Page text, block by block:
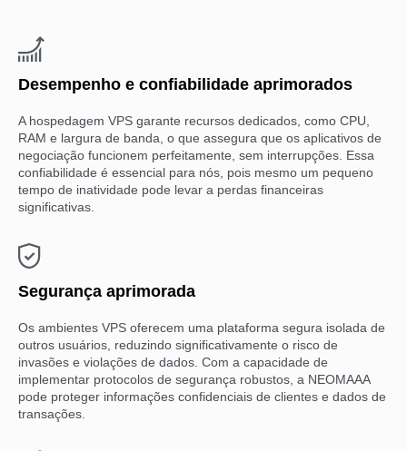
Desempenho e confiabilidade aprimorados
A hospedagem VPS garante recursos dedicados, como CPU,
RAM e largura de banda, o que assegura que os aplicativos de
negociação funcionem perfeitamente, sem interrupções. Essa
confiabilidade é essencial para nós, pois mesmo um pequeno
tempo de inatividade pode levar a perdas financeiras
significativas.
Segurança aprimorada
Os ambientes VPS oferecem uma plataforma segura isolada de
outros usuários, reduzindo significativamente o risco de
invasões e violações de dados. Com a capacidade de
implementar protocolos de segurança robustos, a NEOMAAA
pode proteger informações confidenciais de clientes e dados de
transações.